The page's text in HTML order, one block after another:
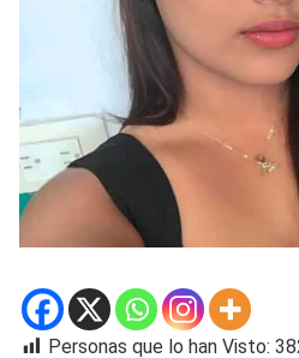
Personas que lo han Visto: